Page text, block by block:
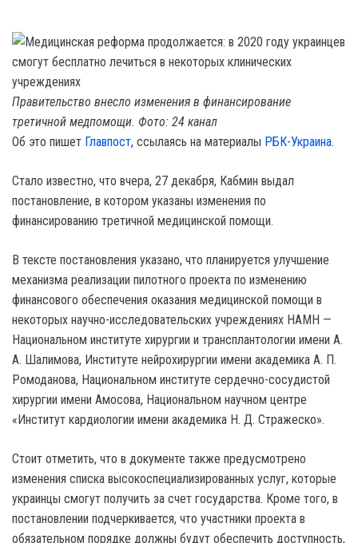
Правительство внесло изменения в финансирование
третичной медпомощи. Фото: 24 канал
Об это пишет Главпост, ссылаясь на материалы РБК-Украина.
Стало известно, что вчера, 27 декабря, Кабмин выдал
постановление, в котором указаны изменения по
финансированию третичной медицинской помощи.
В тексте постановления указано, что планируется улучшение
механизма реализации пилотного проекта по изменению
финансового обеспечения оказания медицинской помощи в
некоторых научно-исследовательских учреждениях НАМН —
Национальном институте хирургии и трансплантологии имени А.
А. Шалимова, Институте нейрохирургии имени академика А. П.
Ромоданова, Национальном институте сердечно-сосудистой
хирургии имени Амосова, Национальном научном центре
«Институт кардиологии имени академика Н. Д. Стражеско».
Стоит отметить, что в документе также предусмотрено
изменения списка высокоспециализированных услуг, которые
украинцы смогут получить за счет государства. Кроме того, в
постановлении подчеркивается, что участники проекта в
обязательном порядке должны будут обеспечить доступность,